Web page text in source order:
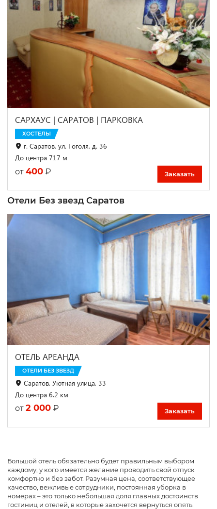
САРХАУС | САРАТОВ | ПАРКОВКА
ХОСТЕЛЫ
г. Саратов, ул. Гоголя, д. 36
До центра 717 м
от 400 ₽ Заказать
Отели Без звезд Саратов
ОТЕЛЬ АРЕАНДА
ОТЕЛИ БЕЗ ЗВЕЗД
Саратов, Уютная улица, 33
До центра 6.2 км
от 2 000 ₽ Заказать
Большой отель обязательно будет правильным выбором
каждому, у кого имеется желание проводить свой отпуск
комфортно и без забот. Разумная цена, соответствующее
качество, вежливые сотрудники, постоянная уборка в
номерах – это только небольшая доля главных достоинств
гостиниц и отелей, в которые захочется вернуться опять.